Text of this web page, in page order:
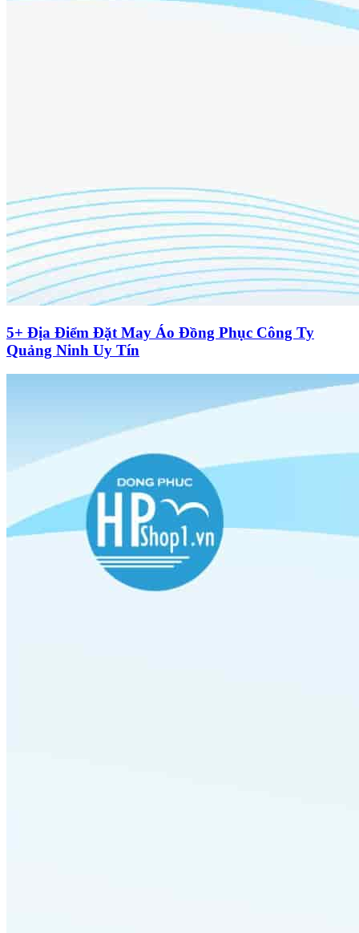
5+ Địa Điểm Đặt May Áo Đồng Phục Công Ty
Quảng Ninh Uy Tín